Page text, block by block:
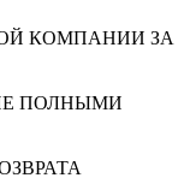
КОМПАНИИ ЗА
ПОЛНЫМИ